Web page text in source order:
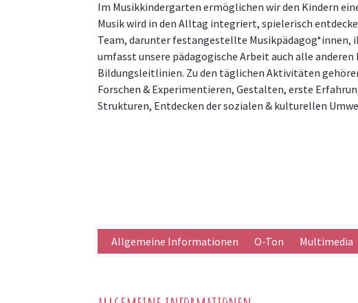
Im Musikkindergarten ermöglichen wir den Kindern
Musik wird in den Alltag integriert, spielerisch
Team, darunter festangestellte Musikpädagog*innen,
umfasst unsere pädagogische Arbeit auch alle
Bildungsleitlinien. Zu den täglichen Aktivitäten
Forschen & Experimentieren, Gestalten, erste
Strukturen, Entdecken der sozialen & kulturellen
Allgemeine Informationen O-Ton Multimedia